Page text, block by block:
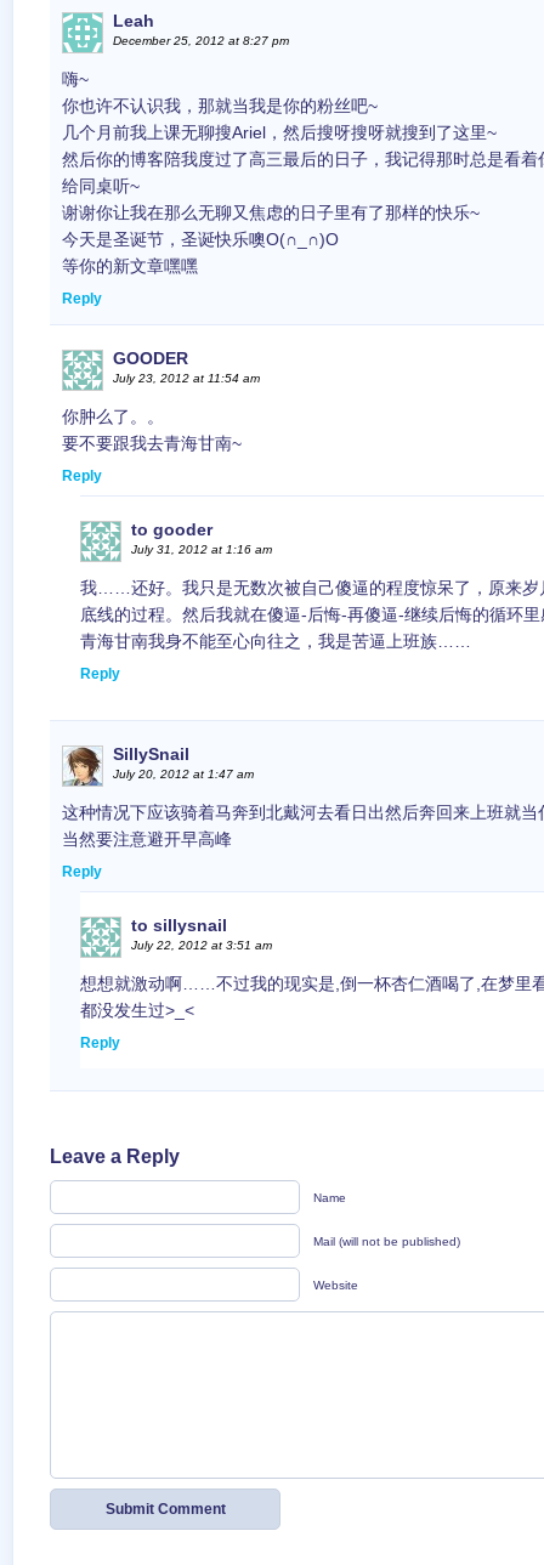
Leah
December 25, 2012 at 8:27 pm
嗨~
你也许不认识我，那就当我是你的粉丝吧~
几个月前我上课无聊搜Ariel，然后搜呀搜呀就搜到了这里~
然后你的博客陪我度过了高三最后的日子，我记得那时总是看
给同桌听~
谢谢你让我在那么无聊又焦虑的日子里有了那样的快乐~
今天是圣诞节，圣诞快乐噢O(∩_∩)O
等你的新文章嘿嘿
Reply
GOODER
July 23, 2012 at 11:54 am
你肿么了。。
要不要跟我去青海甘南~
Reply
to gooder
July 31, 2012 at 1:16 am
我……还好。我只是无数次被自己傻逼的程度惊呆了，原来岁
底线的过程。然后我就在傻逼-后悔-再傻逼-继续后悔的循环
青海甘南我身不能至心向往之，我是苦逼上班族……
Reply
SillySnail
July 20, 2012 at 1:47 am
这种情况下应该骑着马奔到北戴河去看日出然后奔回来上班就当
当然要注意避开早高峰
Reply
to sillysnail
July 22, 2012 at 3:51 am
想想就激动啊……不过我的现实是,倒一杯杏仁酒喝了,在梦里
都没发生过>_<
Reply
Leave a Reply
Name
Mail (will not be published)
Website